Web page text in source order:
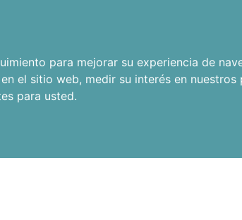
para mejorar su experiencia de
el sitio web, medir su interés en
para usted.